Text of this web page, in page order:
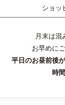
ショッ
月末は混
お早めに
平日のお昼前後
時